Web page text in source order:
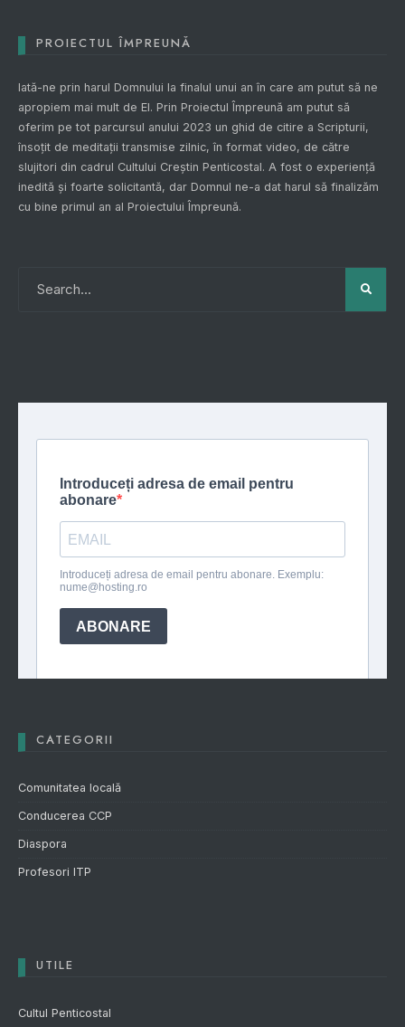
PROIECTUL ÎMPREUNĂ
Iată-ne prin harul Domnului la finalul unui an în care am putut să ne
apropiem mai mult de El. Prin Proiectul Împreună am putut să
oferim pe tot parcursul anului 2023 un ghid de citire a Scripturii,
însoțit de meditații transmise zilnic, în format video, de către
slujitori din cadrul Cultului Creștin Penticostal. A fost o experiență
inedită și foarte solicitantă, dar Domnul ne-a dat harul să finalizăm
cu bine primul an al Proiectului Împreună.
CATEGORII
Comunitatea locală
Conducerea CCP
Diaspora
Profesori ITP
UTILE
Cultul Penticostal